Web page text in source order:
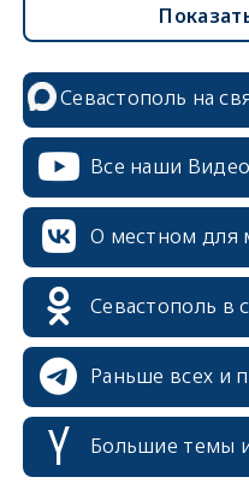
Севастополь на
Все наши Видео
О местном для
Севастополь в
Раньше всех и
Большие темы